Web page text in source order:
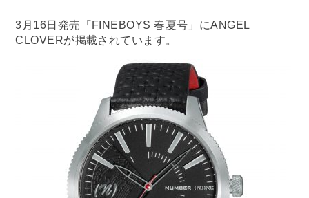
3月16日発売「FINEBOYS 春夏号」にANGEL
CLOVERが掲載されています。